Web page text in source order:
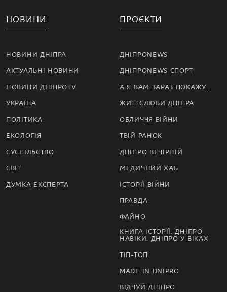
НОВИНИ
НОВИНИ ДНІПРА
АКТУАЛЬНІ НОВИНИ
НОВИНИ ДНІПРОTV
УКРАЇНА
ПОЛІТИКА
ЕКОЛОГІЯ
СУСПІЛЬСТВО
СВІТ
ДУМКА ЕКСПЕРТА
ПРОЄКТИ
ДНІПРОNEWS
ДНІПРОNEWS СПОРТ
А Я ВАМ ЗАРАЗ ПОКАЖУ…
ЖИТТЄЛЮБИ ДНІПРА
ОБЛИЧЧЯ ВІЙНИ
ТВІЙ РАНОК
ДНІПРО ВЕЧІРНІЙ
МЕДИЧНИЙ ХАБ
ІСТОРІЇ ВІЙНИ
ПРАВДА
ФАЙНО
КНИГА ІСТОРІЇ. ДНІПРО
НАВІКИ. ДНІПРО У ВІКАХ
ТІП-ТОП
MADE IN DNIPRO
ВІДЧУЙ ДНІПРО